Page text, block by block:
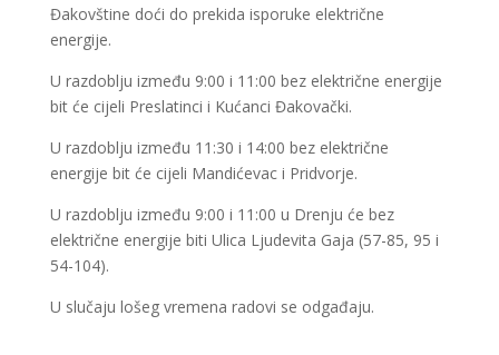
Đakovštine doći do prekida isporuke električne
energije.
U razdoblju između 9:00 i 11:00 bez električne energije
bit će cijeli Preslatinci i Kućanci Đakovački.
U razdoblju između 11:30 i 14:00 bez električne
energije bit će cijeli Mandićevac i Pridvorje.
U razdoblju između 9:00 i 11:00 u Drenju će bez
električne energije biti Ulica Ljudevita Gaja (57-85, 95 i
54-104).
U slučaju lošeg vremena radovi se odgađaju.